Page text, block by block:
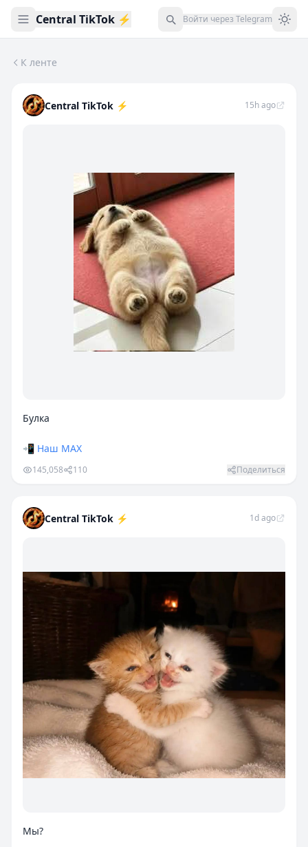
Central TikTok ⚡️ Войти через Telegram
К ленте
Central TikTok ⚡️ 15h ago
Булка
📲 Наш МАХ
145,058 110 Поделиться
Central TikTok ⚡️ 1d ago
Мы?